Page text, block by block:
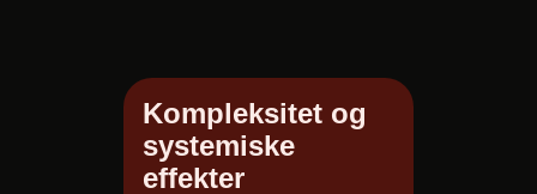
Kompleksitet og
systemiske
effekter